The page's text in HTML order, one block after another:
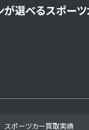
が選べるスポー
スポーツカー買取実績